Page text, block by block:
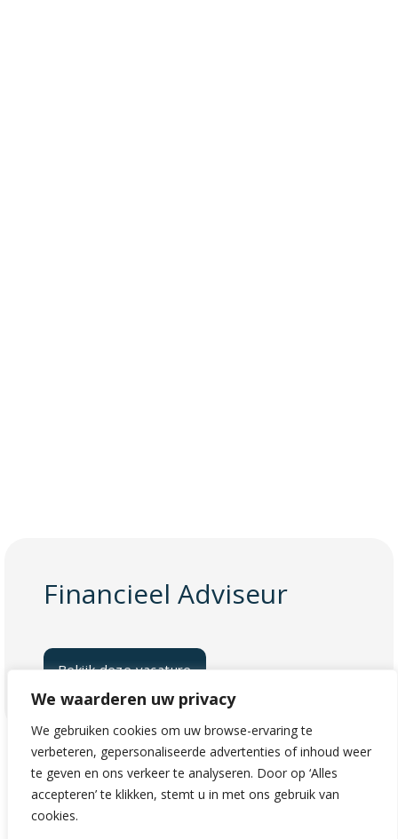
We waarderen uw privacy
We gebruiken cookies om uw browse-ervaring te
verbeteren, gepersonaliseerde advertenties of inhoud weer
te geven en ons verkeer te analyseren. Door op ‘Alles
accepteren’ te klikken, stemt u in met ons gebruik van
cookies.
Financieel Adviseur
Bekijk deze vacature